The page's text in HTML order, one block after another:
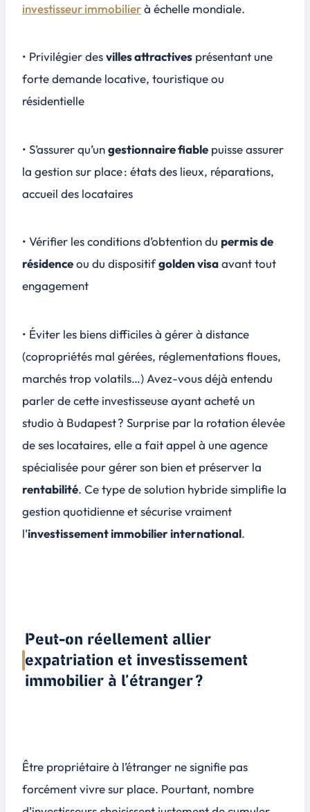
investisseur immobilierà échelle mondiale.
• Privilégier desvilles attractives présentant une
forte demande locative, touristique ou
résidentielle
• S’assurer qu’ungestionnaire fiable puisse assurer
la gestion sur place : états des lieux, réparations,
accueil des locataires
• Vérifier les conditions d’obtention du permis de
résidenceou du dispositifgolden visaavant tout
engagement
• Éviter les biens difficiles à gérer à distance
(copropriétés mal gérées, réglementations floues,
marchés trop volatils…) Avez-vous déjà entendu
parler de cette investisseuse ayant acheté un
studio à Budapest ? Surprise par la rotation élevée
de ses locataires, elle a fait appel à une agence
spécialisée pour gérer son bien et préserver la
rentabilité. Ce type de solution hybride simplifie la
gestion quotidienne et sécurise vraiment
l’investissement immobilier international.
Peut-on réellement allier
expatriation et investissement
immobilier à l’étranger ?
Être propriétaire à l’étranger ne signifie pas
forcément vivre sur place. Pourtant, nombre